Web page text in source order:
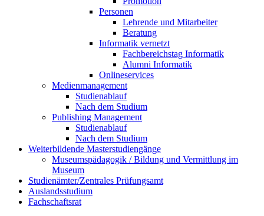
Personen
Lehrende und Mitarbeiter
Beratung
Informatik vernetzt
Fachbereichstag Informatik
Alumni Informatik
Onlineservices
Medienmanagement
Studienablauf
Nach dem Studium
Publishing Management
Studienablauf
Nach dem Studium
Weiterbildende Masterstudiengänge
Museumspädagogik / Bildung und Vermittlung im
Museum
Studienämter/Zentrales Prüfungsamt
Auslandsstudium
Fachschaftsrat